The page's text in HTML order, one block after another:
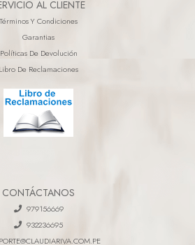
AL CLIENTE
Términos Y Condiciones
Garantias
Políticas De Devolución
Libro De Reclamaciones
CONTÁCTANOS
979156669
932236695